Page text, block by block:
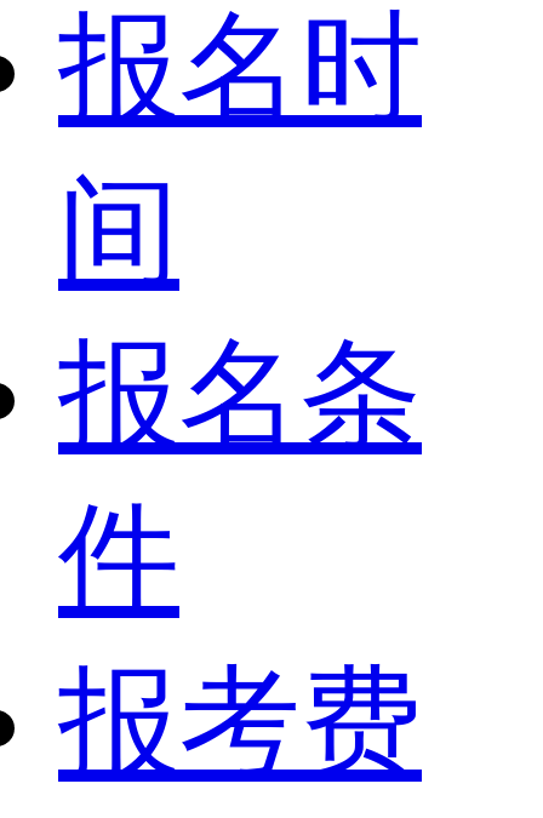
报名时
间
报名条
件
报考费